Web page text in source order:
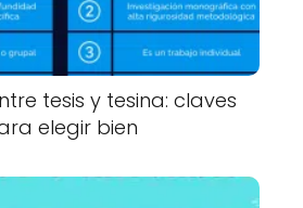
tesis y tesina: claves
elegir bien